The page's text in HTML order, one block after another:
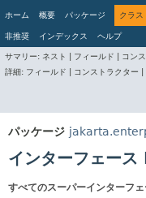
ホーム 概要 パッケージ クラス
非推奨 インデックス ヘルプ
サマリー: ネスト | フィールド | コン
詳細: フィールド | コンストラクター |
パッケージ
インターフェー
すべてのスーパーインターフ